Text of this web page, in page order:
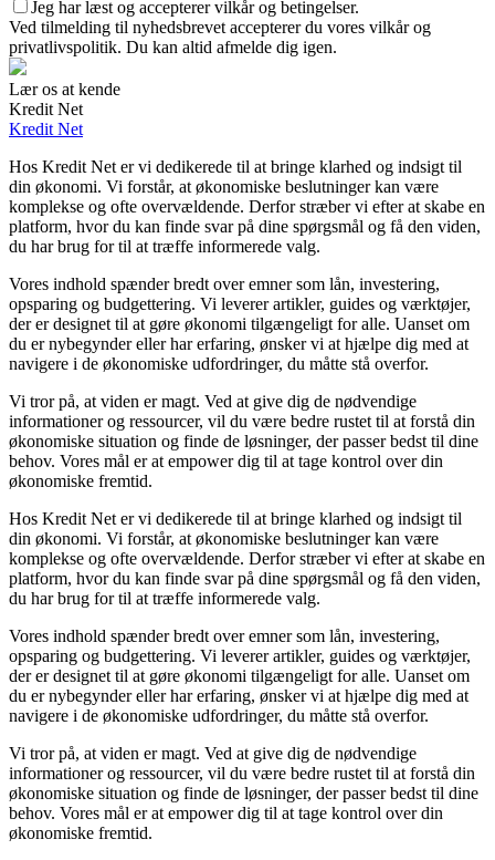
Jeg har læst og accepterer vilkår og betingelser.
Ved tilmelding til nyhedsbrevet accepterer du vores vilkår og
privatlivspolitik. Du kan altid afmelde dig igen.
Lær os at kende
Kredit Net
Kredit Net
Hos Kredit Net er vi dedikerede til at bringe klarhed og indsigt til
din økonomi. Vi forstår, at økonomiske beslutninger kan være
komplekse og ofte overvældende. Derfor stræber vi efter at skabe en
platform, hvor du kan finde svar på dine spørgsmål og få den viden,
du har brug for til at træffe informerede valg.
Vores indhold spænder bredt over emner som lån, investering,
opsparing og budgettering. Vi leverer artikler, guides og værktøjer,
der er designet til at gøre økonomi tilgængeligt for alle. Uanset om
du er nybegynder eller har erfaring, ønsker vi at hjælpe dig med at
navigere i de økonomiske udfordringer, du måtte stå overfor.
Vi tror på, at viden er magt. Ved at give dig de nødvendige
informationer og ressourcer, vil du være bedre rustet til at forstå din
økonomiske situation og finde de løsninger, der passer bedst til dine
behov. Vores mål er at empower dig til at tage kontrol over din
økonomiske fremtid.
Hos Kredit Net er vi dedikerede til at bringe klarhed og indsigt til
din økonomi. Vi forstår, at økonomiske beslutninger kan være
komplekse og ofte overvældende. Derfor stræber vi efter at skabe en
platform, hvor du kan finde svar på dine spørgsmål og få den viden,
du har brug for til at træffe informerede valg.
Vores indhold spænder bredt over emner som lån, investering,
opsparing og budgettering. Vi leverer artikler, guides og værktøjer,
der er designet til at gøre økonomi tilgængeligt for alle. Uanset om
du er nybegynder eller har erfaring, ønsker vi at hjælpe dig med at
navigere i de økonomiske udfordringer, du måtte stå overfor.
Vi tror på, at viden er magt. Ved at give dig de nødvendige
informationer og ressourcer, vil du være bedre rustet til at forstå din
økonomiske situation og finde de løsninger, der passer bedst til dine
behov. Vores mål er at empower dig til at tage kontrol over din
økonomiske fremtid.